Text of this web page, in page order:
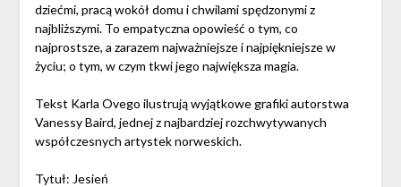
dziećmi, pracą wokół domu i chwilami spędzonymi z
najbliższymi. To empatyczna opowieść o tym, co
najprostsze, a zarazem najważniejsze i najpiękniejsze w
życiu; o tym, w czym tkwi jego największa magia.
Tekst Karla Ovego ilustrują wyjątkowe grafiki autorstwa
Vanessy Baird, jednej z najbardziej rozchwytywanych
współczesnych artystek norweskich.
Tytuł: Jesień